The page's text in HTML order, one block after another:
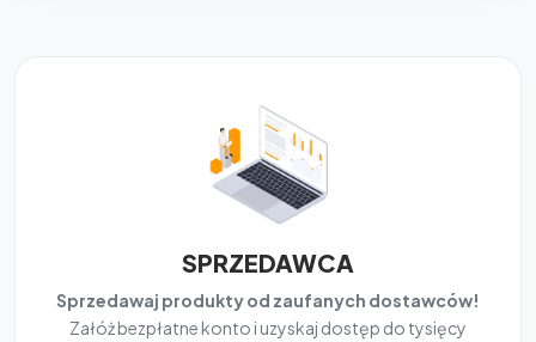
SPRZEDAWCA
Sprzedawaj produkty od zaufanych dostawców!
Załóż bezpłatne konto i uzyskaj dostęp do tysięcy